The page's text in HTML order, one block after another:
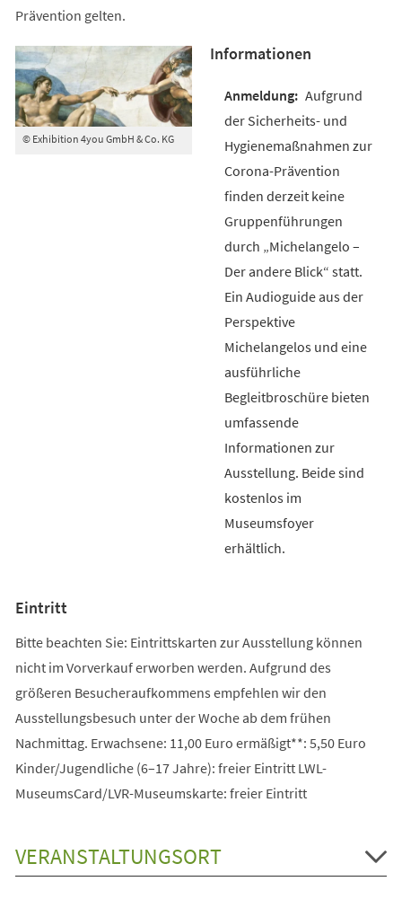
Prävention gelten.
© Exhibition 4you GmbH & Co. KG
Informationen
Aufgrund
der Sicherheits- und
Hygienemaßnahmen zur
Corona-Prävention
finden derzeit keine
Gruppenführungen
durch „Michelangelo –
Der andere Blick“ statt.
Ein Audioguide aus der
Perspektive
Michelangelos und eine
ausführliche
Begleitbroschüre bieten
umfassende
Informationen zur
Ausstellung. Beide sind
kostenlos im
Museumsfoyer
erhältlich.
Eintritt
Bitte beachten Sie: Eintrittskarten zur Ausstellung können
nicht im Vorverkauf erworben werden. Aufgrund des
größeren Besucheraufkommens empfehlen wir den
Ausstellungsbesuch unter der Woche ab dem frühen
Nachmittag. Erwachsene: 11,00 Euro ermäßigt**: 5,50 Euro
Kinder/Jugendliche (6–17 Jahre): freier Eintritt LWL-
MuseumsCard/LVR-Museumskarte: freier Eintritt
VERANSTALTUNGSORT